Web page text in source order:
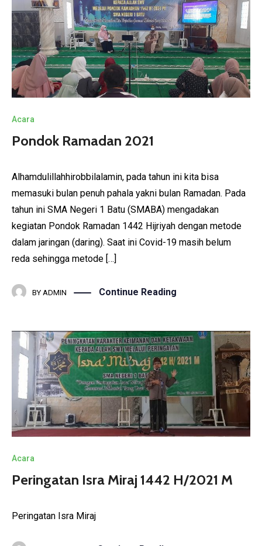
Acara
Pondok Ramadan 2021
Alhamdulillahhirobbilalamin, pada tahun ini kita bisa
memasuki bulan penuh pahala yakni bulan Ramadan. Pada
tahun ini SMA Negeri 1 Batu (SMABA) mengadakan
kegiatan Pondok Ramadan 1442 Hijriyah dengan metode
dalam jaringan (daring). Saat ini Covid-19 masih belum
reda sehingga metode […]
BY ADMIN Continue Reading
Acara
Peringatan Isra Miraj 1442 H/2021 M
Peringatan Isra Miraj